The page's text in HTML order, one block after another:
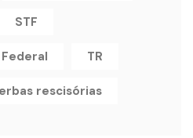
STF
TR
rescisórias